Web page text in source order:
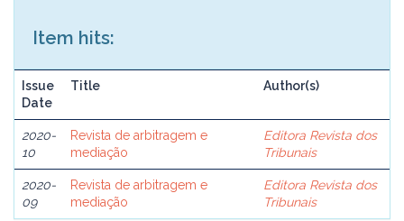
Item hits:
Issue
Date
Title Author(s)
2020-
10
Revista de arbitragem e
mediação
Editora Revista dos
Tribunais
2020-
09
Revista de arbitragem e
mediação
Editora Revista dos
Tribunais